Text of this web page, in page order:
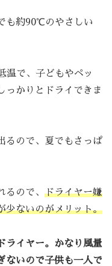
も約90℃のやさしい
温で、子どもやペッ
っかりとドライできま
るので、夏でもさっぱ
るので、 ドライヤー嫌
少ないのがメリット。
ライヤー。かなり風量
ないので子供も一人で